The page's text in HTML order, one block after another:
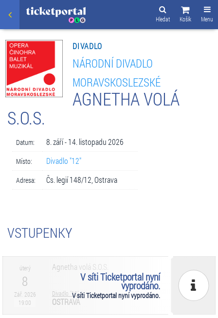
Menu
Košík
Hledat
DIVADLO
NÁRODNÍ DIVADLO
MORAVSKOSLEZSKÉ
AGNETHA VOLÁ
S.O.S.
Datum: 8. září - 14. listopadu 2026
Místo: Divadlo "12"
Adresa: Čs. legií 148/12, Ostrava
VSTUPENKY
úterý
8
Zář. 2026
19:00
V síti Ticketportal nyní
vyprodáno.
V síti Ticketportal nyní vyprodáno.
Agnetha volá S.O.S.
Divadlo "12"
OSTRAVA